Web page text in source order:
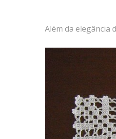
Além da elegância